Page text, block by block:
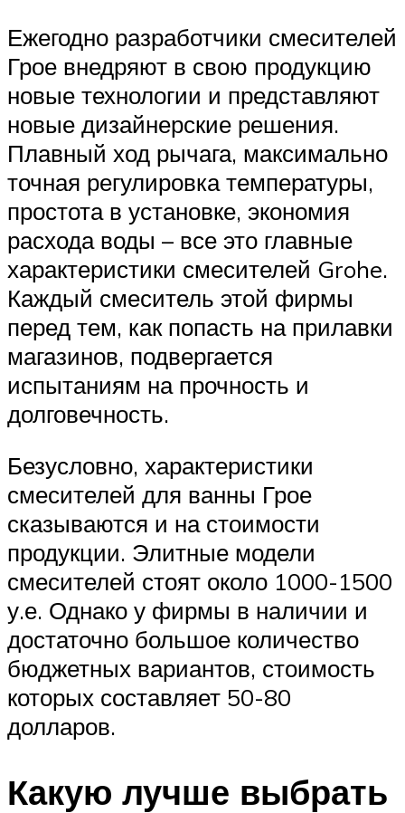
Ежегодно разработчики смесителей
Грое внедряют в свою продукцию
новые технологии и представляют
новые дизайнерские решения.
Плавный ход рычага, максимально
точная регулировка температуры,
простота в установке, экономия
расхода воды – все это главные
характеристики смесителей Grohe.
Каждый смеситель этой фирмы
перед тем, как попасть на прилавки
магазинов, подвергается
испытаниям на прочность и
долговечность.
Безусловно, характеристики
смесителей для ванны Грое
сказываются и на стоимости
продукции. Элитные модели
смесителей стоят около 1000-1500
у.е. Однако у фирмы в наличии и
достаточно большое количество
бюджетных вариантов, стоимость
которых составляет 50-80
долларов.
Какую лучше выбрать